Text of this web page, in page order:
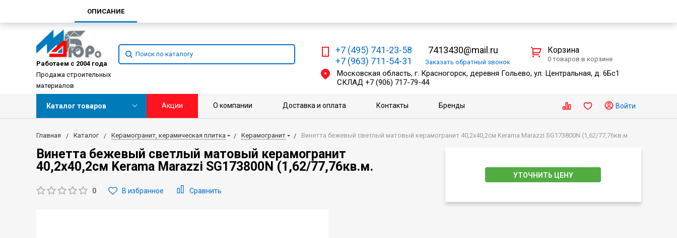
Работаем с 2004 года
Продажа строительных
материалов
+7 (495) 741-23-58
+7 (963) 711-54-31
7413430@mail.ru
Заказать обратный звонок
Московская область, г. Красногорск, деревня Гольево, ул. Центральная, д. 6Бс1
СКЛАД +7 (906) 717-79-44
Корзина
0 товаров в корзине
Каталог товаров Акции О компании Доставка и оплата Контакты Бренды Войти
Главная Каталог Керамогранит, керамическая плитка Керамогранит Винетта бежевый светлый матовый керамогранит 40,2х40,2см Kerama Marazzi SG173800N (1,62/77,76кв.м.
Винетта бежевый светлый матовый керамогранит
40,2х40,2см Kerama Marazzi SG173800N (1,62/77,76кв.м.
0 В избранное Сравнить
УТОЧНИТЬ ЦЕНУ
ОПИСАНИЕ